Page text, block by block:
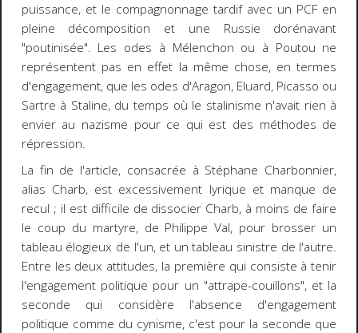
puissance, et le compagnonnage tardif avec un PCF en
pleine décomposition et une Russie dorénavant
"poutinisée". Les odes à Mélenchon ou à Poutou ne
représentent pas en effet la même chose, en termes
d'engagement, que les odes d'Aragon, Eluard, Picasso ou
Sartre à Staline, du temps où le stalinisme n'avait rien à
envier au nazisme pour ce qui est des méthodes de
répression.
La fin de l'article, consacrée à Stéphane Charbonnier,
alias Charb, est excessivement lyrique et manque de
recul ; il est difficile de dissocier Charb, à moins de faire
le coup du martyre, de Philippe Val, pour brosser un
tableau élogieux de l'un, et un tableau sinistre de l'autre.
Entre les deux attitudes, la première qui consiste à tenir
l'engagement politique pour un "attrape-couillons", et la
seconde qui considère l'absence d'engagement
politique comme du cynisme, c'est pour la seconde que